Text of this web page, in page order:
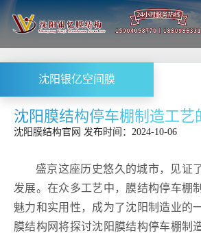
沈阳银亿空间膜
沈阳膜结构停车棚制造工艺
沈阳膜结构官网 发布时间：2024-10-06
盛京这座历史悠久的城市，见证
发展。在众多工艺中，膜结构停车棚
魅力和实用性，成为了沈阳制造业的
膜结构网将探讨沈阳膜结构停车棚制